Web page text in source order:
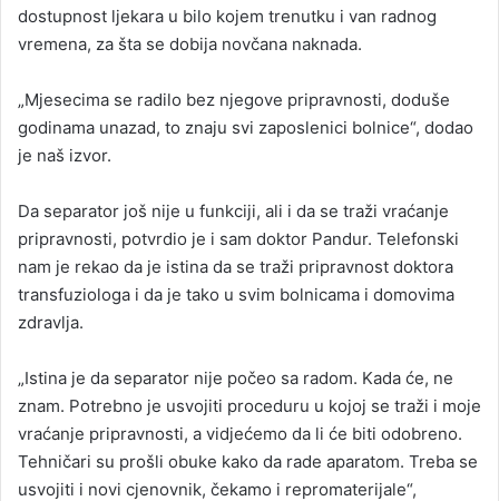
dostupnost ljekara u bilo kojem trenutku i van radnog
vremena, za šta se dobija novčana naknada.
„Mjesecima se radilo bez njegove pripravnosti, doduše
godinama unazad, to znaju svi zaposlenici bolnice“, dodao
je naš izvor.
Da separator još nije u funkciji, ali i da se traži vraćanje
pripravnosti, potvrdio je i sam doktor Pandur. Telefonski
nam je rekao da je istina da se traži pripravnost doktora
transfuziologa i da je tako u svim bolnicama i domovima
zdravlja.
„Istina je da separator nije počeo sa radom. Kada će, ne
znam. Potrebno je usvojiti proceduru u kojoj se traži i moje
vraćanje pripravnosti, a vidjećemo da li će biti odobreno.
Tehničari su prošli obuke kako da rade aparatom. Treba se
usvojiti i novi cjenovnik, čekamo i repromaterijale“,